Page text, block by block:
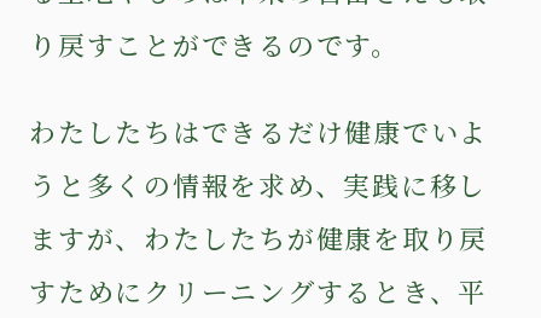
り戻すことができるのです。
わたしたちはできるだけ健康でいよ
うと多くの情報を求め、実践に移し
ますが、わたしたちが健康を取り戻
すためにクリーニングするとき、平